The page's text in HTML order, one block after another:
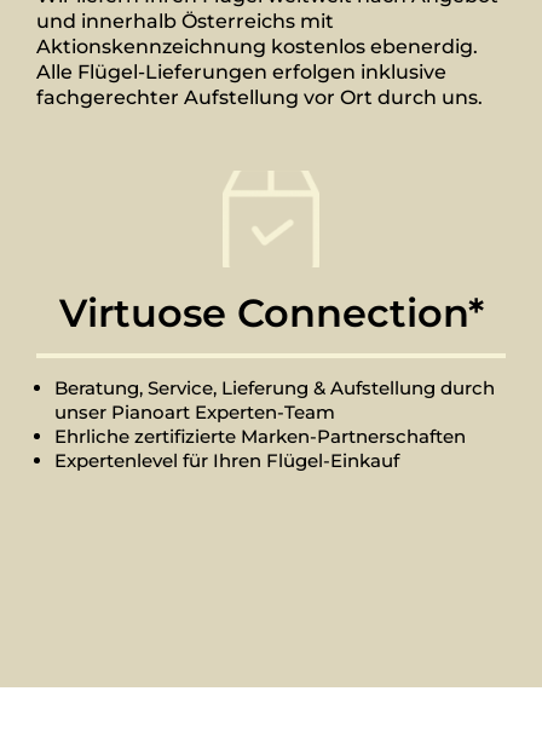
und innerhalb Österreichs mit
Aktionskennzeichnung kostenlos ebenerdig.
Alle Flügel-Lieferungen erfolgen inklusive
fachgerechter Aufstellung vor Ort durch uns.
Virtuose Connection*
Beratung, Service, Lieferung & Aufstellung durch
unser Pianoart Experten-Team
Ehrliche zertifizierte Marken-Partnerschaften
Expertenlevel für Ihren Flügel-Einkauf